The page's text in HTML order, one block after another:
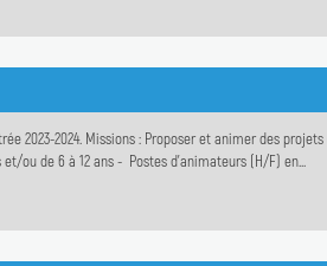
2023-2024. Missions : Proposer et animer des
ou de 6 à 12 ans - Postes d'animateurs (H/F) en...